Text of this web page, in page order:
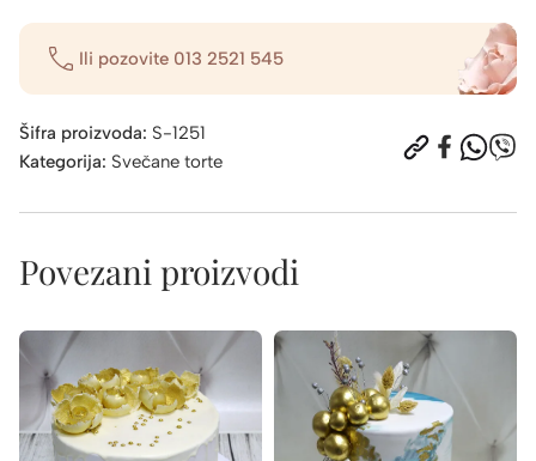
Ili pozovite 013 2521 545
Šifra proizvoda: S-1251
Kategorija: Svečane torte
Povezani proizvodi